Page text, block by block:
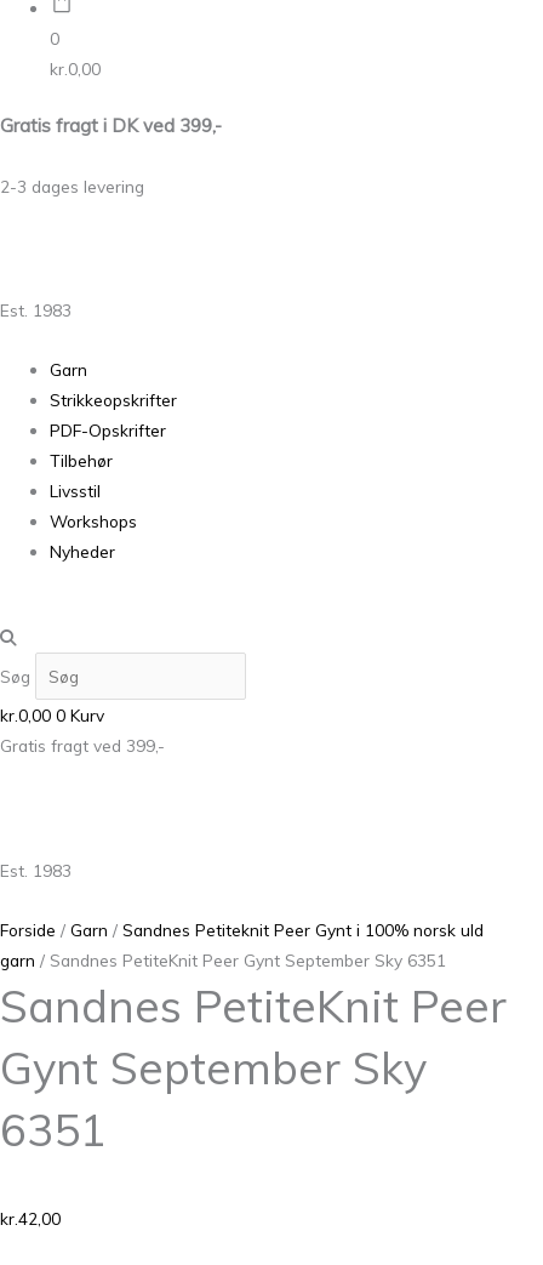
0
kr. 0,00
Gratis fragt i DK ved 399,-
2-3 dages levering
Est. 1983
Garn
Strikkeopskrifter
PDF-Opskrifter
Tilbehør
Livsstil
Workshops
Nyheder
Søg
kr.0,00 0 Kurv
Gratis fragt ved 399,-
Est. 1983
Forside / Garn / Sandnes Petiteknit Peer Gynt i 100% norsk uld
garn / Sandnes PetiteKnit Peer Gynt September Sky 6351
Sandnes PetiteKnit Peer
Gynt September Sky
6351
kr.42,00